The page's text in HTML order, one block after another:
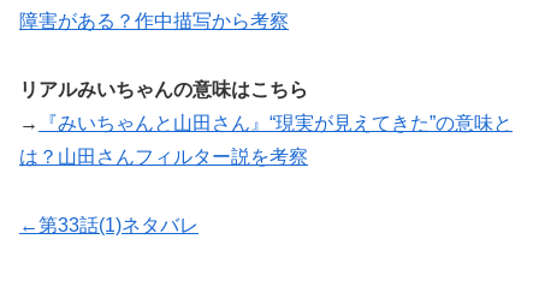
障害がある？作中描写から考察
リアルみいちゃんの意味はこちら
→
『みいちゃんと山田さん』“現実が見えてきた”の意味と
は？山田さんフィルター説を考察
←第33話(1)ネタバレ